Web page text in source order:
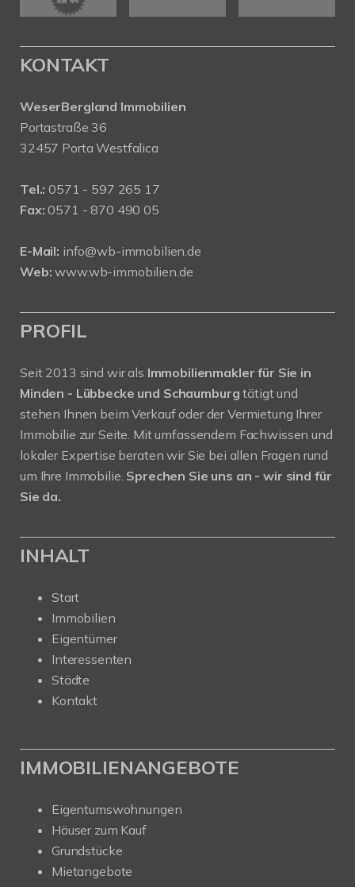
KONTAKT
WeserBergland Immobilien
Portastraße 36
32457 Porta Westfalica
Tel.: 0571 - 597 265 17
Fax: 0571 - 870 490 05
E-Mail: info@wb-immobilien.de
Web: www.wb-immobilien.de
PROFIL
Seit 2013 sind wir als Immobilienmakler für Sie in
Minden - Lübbecke und Schaumburgtätigt und
stehen Ihnen beim Verkauf oder der Vermietung Ihrer
Immobilie zur Seite. Mit umfassendem Fachwissen und
lokaler Expertise beraten wir Sie bei allen Fragen rund
um Ihre Immobilie. Sprechen Sie uns an - wir sind für
Sie da.
INHALT
Start
Immobilien
Eigentümer
Interessenten
Städte
Kontakt
IMMOBILIENANGEBOTE
Eigentumswohnungen
Häuser zum Kauf
Grundstücke
Mietangebote